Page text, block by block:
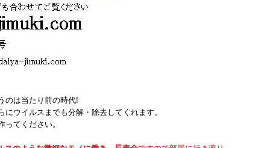
のは当たり前の時代!
ウイルスまでも分解・除去してくれます。
てください。